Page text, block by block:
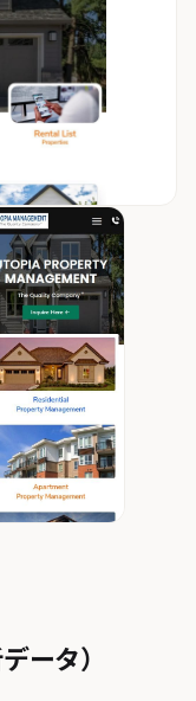
ータ）